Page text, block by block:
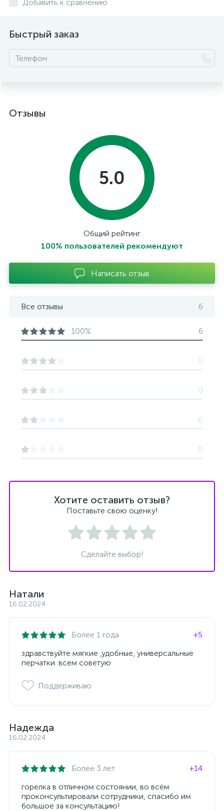
Добавить к сравнению
Быстрый заказ
Отзывы
Хотите оставить отзыв?
Поставьте свою оценку!
Сделайте выбор!
Натали
16.02.2024
Более 1 года
+5
здравствуйте мягкие ,удобные, универсальные
перчатки. всем советую
Поддерживаю
Надежда
16.02.2024
Более 3 лет
+14
горелка в отличном состоянии, во всём
проконсультировали сотрудники, спасибо им
большое за консультацию!
5.0
Общий рейтинг
100% пользователей рекомендуют
Написать отзыв
Все отзывы 6
100% 6
0
0
0
0